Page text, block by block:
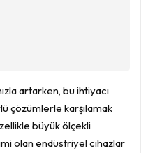
artarken, bu ihtiyacı
çözümlerle karşılamak
büyük ölçekli
olan endüstriyel cihazlar